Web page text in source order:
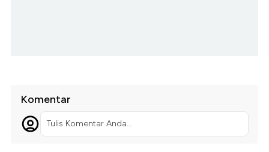
Komentar
Tulis Komentar Anda...